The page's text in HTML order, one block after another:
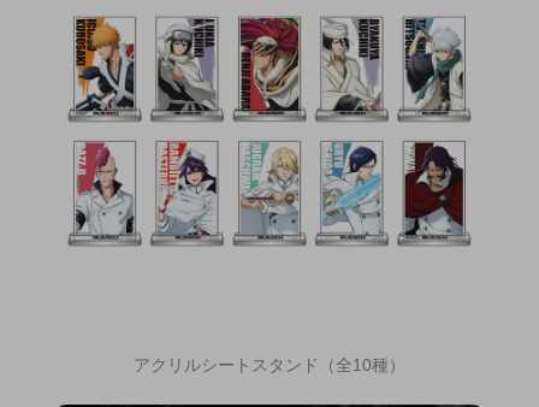
アクリルシートスタンド（全10種）